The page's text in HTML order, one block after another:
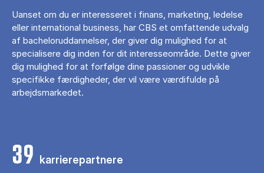
Uanset om du er interesseret i finans, marketing, ledelse
eller international business, har CBS et omfattende udvalg
af bacheloruddannelser, der giver dig mulighed for at
specialisere dig inden for dit interesseområde. Dette giver
dig mulighed for at forfølge dine passioner og udvikle
specifikke færdigheder, der vil være værdifulde på
arbejdsmarkedet.
39 karrierepartnere